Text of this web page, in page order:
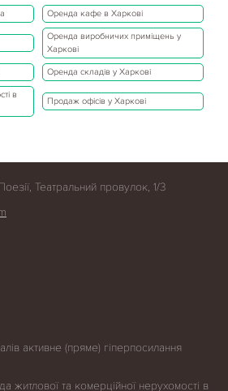
Оренда кафе в Харкові
Оренда виробничих приміщень у
Харкові
Оренда складів у Харкові
в
Продаж офісів у Харкові
Театральний провулок, 1/3
активне (пряме) гіперпосилання
житлової та комерційної нерухомості в